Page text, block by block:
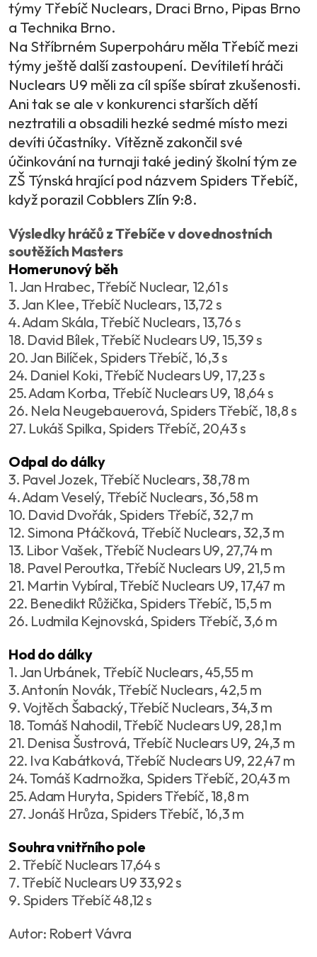
týmy Třebíč Nuclears, Draci Brno, Pipas Brno
a Technika Brno.
Na Stříbrném Superpoháru měla Třebíč mezi
týmy ještě další zastoupení. Devítiletí hráči
Nuclears U9 měli za cíl spíše sbírat zkušenosti.
Ani tak se ale v konkurenci starších dětí
neztratili a obsadili hezké sedmé místo mezi
devíti účastníky. Vítězně zakončil své
účinkování na turnaji také jediný školní tým ze
ZŠ Týnská hrající pod názvem Spiders Třebíč,
když porazil Cobblers Zlín 9:8.
Výsledky hráčů z Třebíče v dovednostních
soutěžích Masters
Homerunový běh
1. Jan Hrabec, Třebíč Nuclear, 12,61 s
3. Jan Klee, Třebíč Nuclears, 13,72 s
4. Adam Skála, Třebíč Nuclears, 13,76 s
18. David Bílek, Třebíč Nuclears U9, 15,39 s
20. Jan Bilíček, Spiders Třebíč, 16,3 s
24. Daniel Koki, Třebíč Nuclears U9, 17,23 s
25. Adam Korba, Třebíč Nuclears U9, 18,64 s
26. Nela Neugebauerová, Spiders Třebíč, 18,8 s
27. Lukáš Spilka, Spiders Třebíč, 20,43 s
Odpal do dálky
3. Pavel Jozek, Třebíč Nuclears, 38,78 m
4. Adam Veselý, Třebíč Nuclears, 36,58 m
10. David Dvořák, Spiders Třebíč, 32,7 m
12. Simona Ptáčková, Třebíč Nuclears, 32,3 m
13. Libor Vašek, Třebíč Nuclears U9, 27,74 m
18. Pavel Peroutka, Třebíč Nuclears U9, 21,5 m
21. Martin Vybíral, Třebíč Nuclears U9, 17,47 m
22. Benedikt Růžička, Spiders Třebíč, 15,5 m
26. Ludmila Kejnovská, Spiders Třebíč, 3,6 m
Hod do dálky
1. Jan Urbánek, Třebíč Nuclears, 45,55 m
3. Antonín Novák, Třebíč Nuclears, 42,5 m
9. Vojtěch Šabacký, Třebíč Nuclears, 34,3 m
18. Tomáš Nahodil, Třebíč Nuclears U9, 28,1 m
21. Denisa Šustrová, Třebíč Nuclears U9, 24,3 m
22. Iva Kabátková, Třebíč Nuclears U9, 22,47 m
24. Tomáš Kadrnožka, Spiders Třebíč, 20,43 m
25. Adam Huryta, Spiders Třebíč, 18,8 m
27. Jonáš Hrůza, Spiders Třebíč, 16,3 m
Souhra vnitřního pole
2. Třebíč Nuclears 17,64 s
7. Třebíč Nuclears U9 33,92 s
9. Spiders Třebíč 48,12 s
Autor: Robert Vávra